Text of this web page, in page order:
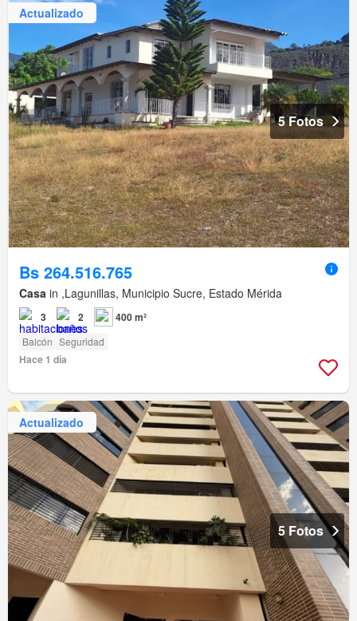
Actualizado
5 Fotos
Bs 264.516.765
Casa in ,Lagunillas, Municipio Sucre, Estado Mérida
3 2 400 m²
Balcón Seguridad
Hace 1 día
Actualizado
5 Fotos